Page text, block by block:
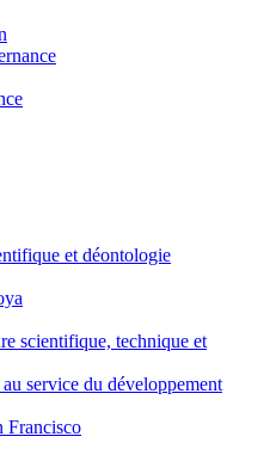
et déontologie
scientifique, technique et
service du développement
Francisco